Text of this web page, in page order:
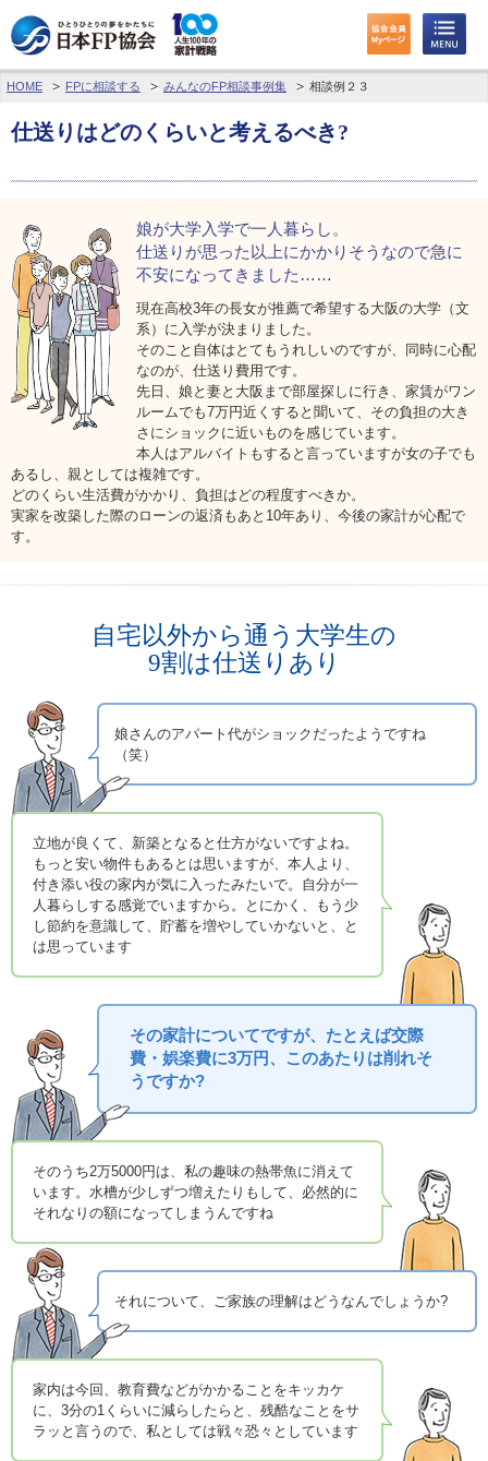
わたしたちのくらしとお金
FPに相談する
FP技能検定
個人会員の皆様へ
日本FP協会について
パーソナルファイナンス教育について
お問い合わせ
報道・メディア関係者の方へ
HOME FPに相談する みんなのFP相談事例集 相談例２３
仕送りはどのくらいと考えるべき?
娘が大学入学で一人暮らし。
仕送りが思った以上にかかりそうなので急に
不安になってきました……
現在高校3年の長女が推薦で希望する大阪の大学（文
系）に入学が決まりました。
そのこと自体はとてもうれしいのですが、同時に心配
なのが、仕送り費用です。
先日、娘と妻と大阪まで部屋探しに行き、家賃がワン
ルームでも7万円近くすると聞いて、その負担の大き
さにショックに近いものを感じています。
本人はアルバイトもすると言っていますが女の子でも
あるし、親としては複雑です。
どのくらい生活費がかかり、負担はどの程度すべきか。
実家を改築した際のローンの返済もあと10年あり、今後の家計が心配で
す。
自宅以外から通う大学生の
9割は仕送りあり
娘さんのアパート代がショックだったようですね
（笑）
立地が良くて、新築となると仕方がないですよね。
もっと安い物件もあるとは思いますが、本人より、
付き添い役の家内が気に入ったみたいで。自分が一
人暮らしする感覚でいますから。とにかく、もう少
し節約を意識して、貯蓄を増やしていかないと、と
は思っています
その家計についてですが、たとえば交際
費・娯楽費に3万円、このあたりは削れそ
うですか?
そのうち2万5000円は、私の趣味の熱帯魚に消えて
います。水槽が少しずつ増えたりもして、必然的に
それなりの額になってしまうんですね
それについて、ご家族の理解はどうなんでしょうか?
家内は今回、教育費などがかかることをキッカケ
に、3分の1くらいに減らしたらと、残酷なことをサ
ラッと言うので、私としては戦々恐々としています